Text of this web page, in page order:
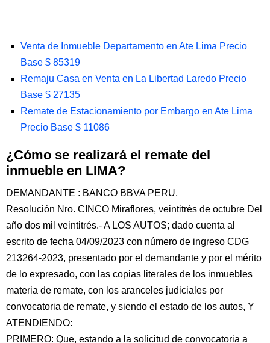
Venta de Inmueble Departamento en Ate Lima Precio
Base $ 85319
Remaju Casa en Venta en La Libertad Laredo Precio
Base $ 27135
Remate de Estacionamiento por Embargo en Ate Lima
Precio Base $ 11086
¿Cómo se realizará el remate del
inmueble en LIMA?
DEMANDANTE : BANCO BBVA PERU,
Resolución Nro. CINCO Miraflores, veintitrés de octubre Del
año dos mil veintitrés.- A LOS AUTOS; dado cuenta al
escrito de fecha 04/09/2023 con número de ingreso CDG
213264-2023, presentado por el demandante y por el mérito
de lo expresado, con las copias literales de los inmuebles
materia de remate, con los aranceles judiciales por
convocatoria de remate, y siendo el estado de los autos, Y
ATENDIENDO:
PRIMERO: Que, estando a la solicitud de convocatoria a